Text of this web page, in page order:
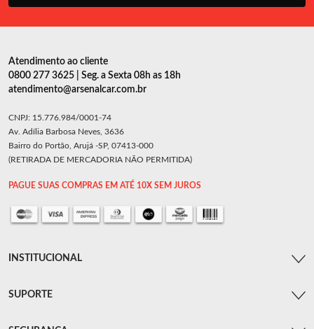
Atendimento ao cliente
0800 277 3625 | Seg. a Sexta 08h as 18h
atendimento@arsenalcar.com.br
CNPJ: 15.776.984/0001-74
Av. Adília Barbosa Neves, 3636
Bairro do Portão, Arujá -SP, 07413-000
(RETIRADA DE MERCADORIA NÃO PERMITIDA)
PAGUE SUAS COMPRAS EM ATÉ 10X SEM JUROS
INSTITUCIONAL
SUPORTE